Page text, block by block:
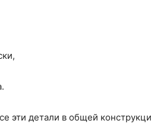
эти детали в общей